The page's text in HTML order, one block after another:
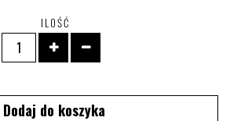
ILOŚĆ
Dodaj do koszyka